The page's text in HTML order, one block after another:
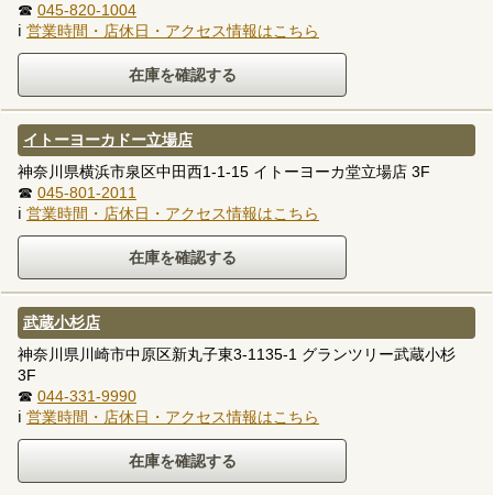
☎ 045-820-1004
ℹ 営業時間・店休日・アクセス情報はこちら
イトーヨーカドー立場店
神奈川県横浜市泉区中田西1-1-15 イトーヨーカ堂立場店 3F
☎ 045-801-2011
ℹ 営業時間・店休日・アクセス情報はこちら
武蔵小杉店
神奈川県川崎市中原区新丸子東3-1135-1 グランツリー武蔵小杉
3F
☎ 044-331-9990
ℹ 営業時間・店休日・アクセス情報はこちら